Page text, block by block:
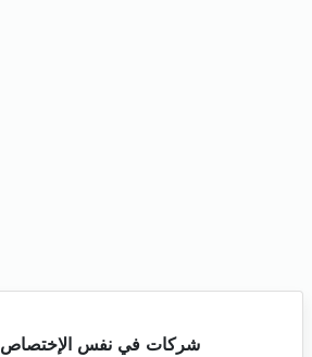
شركات في نفس الإختصاص